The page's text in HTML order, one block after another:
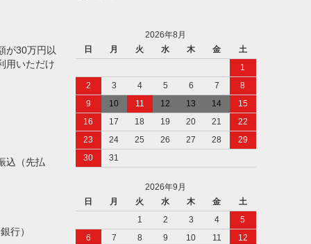
が30万円以
用いただけ
込（先払
行）
2026年8月
日
月 火 水 木 金
土
1
2
3 4 5 6 7
8
9
10 11 12 13 14
15
16
17 18 19 20 21
22
23
24 25 26 27 28
29
30
31
2026年9月
日
月 火 水 木 金
土
1
2 3 4
5
6
7 8 9 10 11
12